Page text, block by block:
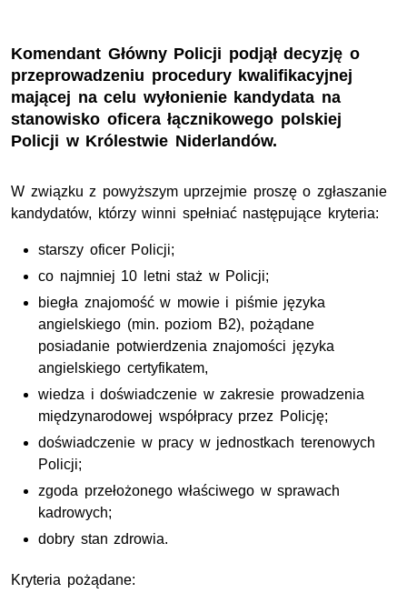
Komendant Główny Policji podjął decyzję o
przeprowadzeniu procedury kwalifikacyjnej
mającej na celu wyłonienie kandydata na
stanowisko oficera łącznikowego polskiej
Policji w Królestwie Niderlandów.
W związku z powyższym uprzejmie proszę o zgłaszanie
kandydatów, którzy winni spełniać następujące kryteria:
starszy oficer Policji;
co najmniej 10 letni staż w Policji;
biegła znajomość w mowie i piśmie języka
angielskiego (min. poziom B2), pożądane
posiadanie potwierdzenia znajomości języka
angielskiego certyfikatem,
wiedza i doświadczenie w zakresie prowadzenia
międzynarodowej współpracy przez Policję;
doświadczenie w pracy w jednostkach terenowych
Policji;
zgoda przełożonego właściwego w sprawach
kadrowych;
dobry stan zdrowia.
Kryteria pożądane: